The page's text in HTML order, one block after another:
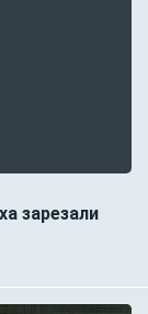
зарезали